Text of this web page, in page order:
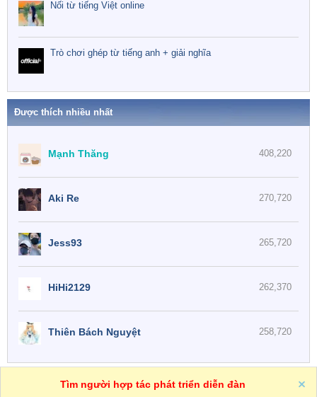
Nối từ tiếng Việt online
Trò chơi ghép từ tiếng anh + giải nghĩa
Được thích nhiều nhất
408,220
Mạnh Thăng
270,720
Aki Re
265,720
Jess93
262,370
HiHi2129
258,720
Thiên Bách Nguyệt
VN
R
Tìm người hợp tác phát triển diễn đàn